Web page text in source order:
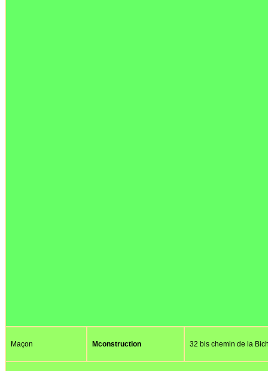
Maçon Mconstruction 32 bis chemin de la